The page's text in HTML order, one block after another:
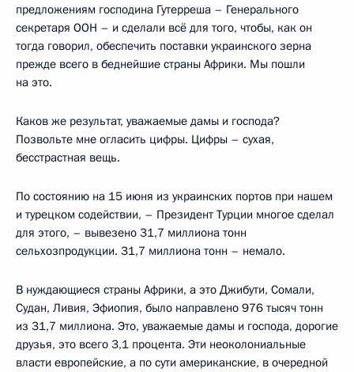
предложениям господина Гутерреша – Генерального
секретаря ООН – и сделали всё для того, чтобы, как он
тогда говорил, обеспечить поставки украинского зерна
прежде всего в беднейшие страны Африки. Мы пошли
на это.
Каков же результат, уважаемые дамы и господа?
Позвольте мне огласить цифры. Цифры – сухая,
бесстрастная вещь.
По состоянию на 15 июня из украинских портов при нашем
и турецком содействии, – Президент Турции многое сделал
для этого, – вывезено 31,7 миллиона тонн
сельхозпродукции. 31,7 миллиона тонн – немало.
В нуждающиеся страны Африки, а это Джибути, Сомали,
Судан, Ливия, Эфиопия, было направлено 976 тысяч тонн
из 31,7 миллиона. Это, уважаемые дамы и господа, дорогие
друзья, это всего 3,1 процента. Эти неоколониальные
власти европейские, а по сути американские, в очередной